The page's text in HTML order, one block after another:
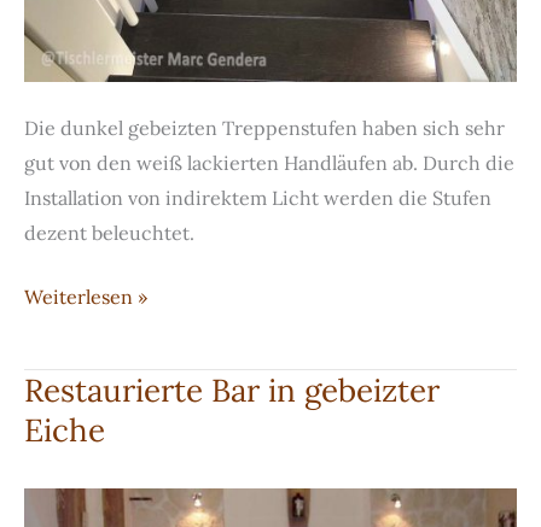
Die dunkel gebeizten Treppenstufen haben sich sehr
gut von den weiß lackierten Handläufen ab. Durch die
Installation von indirektem Licht werden die Stufen
dezent beleuchtet.
Bolzentreppe
indirektem
Licht
Weiterlesen »
Restaurierte Bar in gebeizter
Eiche